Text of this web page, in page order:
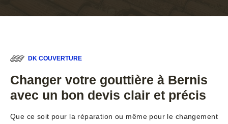
DK COUVERTURE
Changer votre gouttière à Bernis
avec un bon devis clair et précis
Que ce soit pour la réparation ou même pour le changement